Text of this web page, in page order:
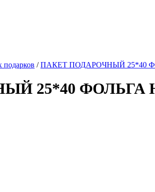
подарков /ПАКЕТ ПОДАРОЧНЫЙ 25*40
25*40 ФОЛЬГА